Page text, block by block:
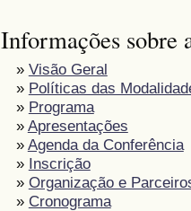
Informações sobre
» Visão Geral
» Políticas das
» Programa
» Apresentações
» Agenda da Conferência
» Inscrição
» Organização e
» Cronograma